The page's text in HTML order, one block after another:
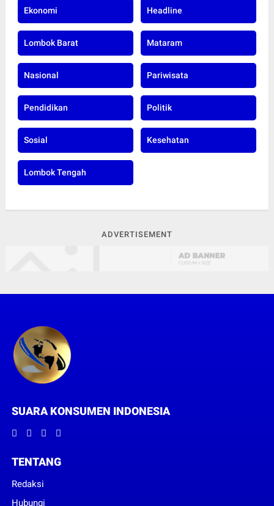
Ekonomi Headline
Lombok Barat Mataram
Nasional Pariwisata
Pendidikan Politik
Sosial Kesehatan
Lombok Tengah
ADVERTISEMENT
SUARA KONSUMEN INDONESIA
TENTANG
Redaksi
Hubungi